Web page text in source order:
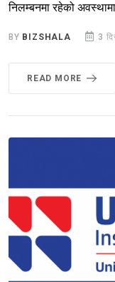
निलम्बनमा रहेको
BY BIZSHALA 3
READ MORE